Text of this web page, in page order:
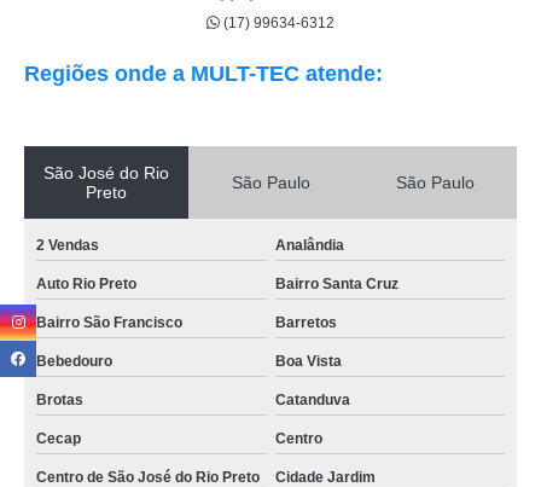
(17) 99634-6312
Regiões onde a MULT-TEC atende:
São José do Rio
Preto
São Paulo São Paulo
2 Vendas Analândia
Auto Rio Preto Bairro Santa Cruz
Bairro São Francisco Barretos
Bebedouro Boa Vista
Brotas Catanduva
Cecap Centro
Centro de São José do Rio Preto Cidade Jardim